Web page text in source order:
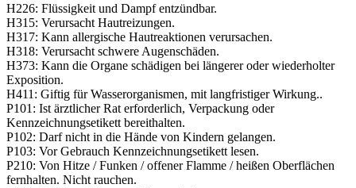
H226: Flüssigkeit und Dampf entzündbar.
H315: Verursacht Hautreizungen.
H317: Kann allergische Hautreaktionen verursachen.
H318: Verursacht schwere Augenschäden.
H373: Kann die Organe schädigen bei längerer oder wiederholter
Exposition.
H411: Giftig für Wasserorganismen, mit langfristiger Wirkung..
P101: Ist ärztlicher Rat erforderlich, Verpackung oder
Kennzeichnungsetikett bereithalten.
P102: Darf nicht in die Hände von Kindern gelangen.
P103: Vor Gebrauch Kennzeichnungsetikett lesen.
P210: Von Hitze / Funken / offener Flamme / heißen Oberflächen
fernhalten. Nicht rauchen.